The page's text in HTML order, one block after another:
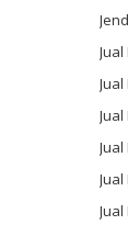
Jual
Jual